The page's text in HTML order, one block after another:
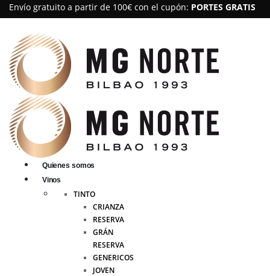
Envío gratuito a partir de 100€ con el cupón: PORTES GRATIS
Quienes somos
Vinos
TINTO
CRIANZA
RESERVA
GRÁN
RESERVA
GENERICOS
JOVEN